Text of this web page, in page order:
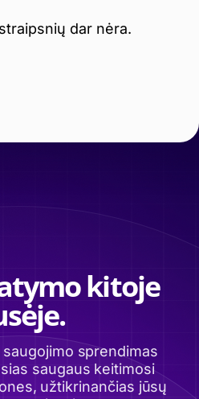
dar nėra.
kitoje
sprendimas
saugaus keitimosi
užtikrinančias jūsų